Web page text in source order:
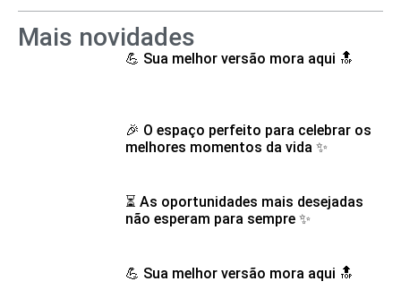
Mais novidades
💪 Sua melhor versão mora aqui 🔝
🎉 O espaço perfeito para celebrar os
melhores momentos da vida ✨
⏳ As oportunidades mais desejadas
não esperam para sempre ✨
💪 Sua melhor versão mora aqui 🔝